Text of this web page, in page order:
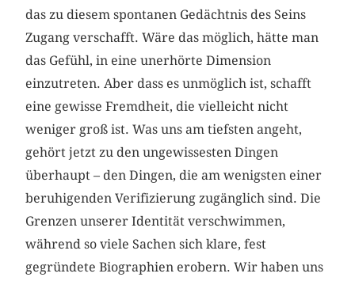
das zu diesem spontanen Gedächtnis des Seins
Zugang verschafft. Wäre das möglich, hätte man
das Gefühl, in eine unerhörte Dimension
einzutreten. Aber dass es unmöglich ist, schafft
eine gewisse Fremdheit, die vielleicht nicht
weniger groß ist. Was uns am tiefsten angeht,
gehört jetzt zu den ungewissesten Dingen
überhaupt – den Dingen, die am wenigsten einer
beruhigenden Verifizierung zugänglich sind. Die
Grenzen unserer Identität verschwimmen,
während so viele Sachen sich klare, fest
gegründete Biographien erobern. Wir haben uns